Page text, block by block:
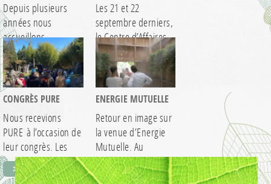
Depuis plusieurs
années nous
accueillons
l’Assemblée
Générale de l’Union
Nationale des
Entreprises…
> EN SAVOIR +
Les 21 et 22
septembre derniers,
le Centre d’Affaires
de Terra Botanica…
> EN SAVOIR +
CONGRÈS PURE
Nous recevions
PURE à l’occasion de
leur congrès. Les
participants se sont
retrouvés…
> EN SAVOIR +
ENERGIE MUTUELLE
Retour en image sur
la venue d’Energie
Mutuelle. Au
programme de
cette…
> EN SAVOIR +